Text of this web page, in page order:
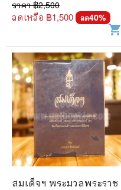
ราคา ฿2,500
ลดเหลือ ฿1,500 ลด40%
shopping_cart
สมเด็จฯ พระมวลพระราช